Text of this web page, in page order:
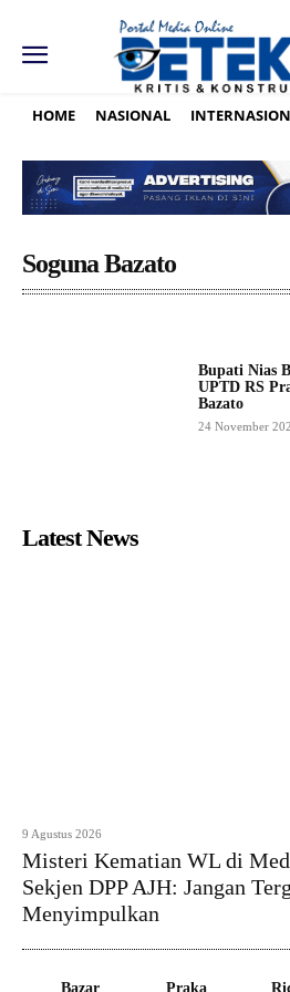
HOME NASIONAL
Soguna Bazato
Bupati Nias
UPTD RS
Bazato
24 November
Latest News
9 Agustus 2026
Misteri Kematian WL di
Sekjen DPP AJH: Jangan
Menyimpulkan
Bazar
Praka